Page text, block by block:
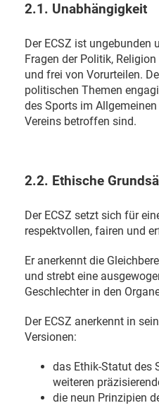
2.1. Unabhängigkeit
Der ECSZ ist ungebunden
Fragen der Politik,
und frei von Vorurteilen.
politischen Themen
des Sports im
Vereins betroffen sind.
2.2. Ethische
Der ECSZ setzt sich für
respektvollen, fairen und
Er anerkennt die
und strebt eine
Geschlechter in den
Der ECSZ anerkennt in
Versionen:
das Ethik-Statut des
weiteren
die neun Prinzipien